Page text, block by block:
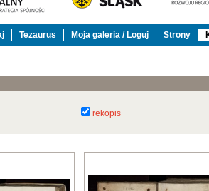
Tezaurus Moja galeria / Loguj Strony
rekopis